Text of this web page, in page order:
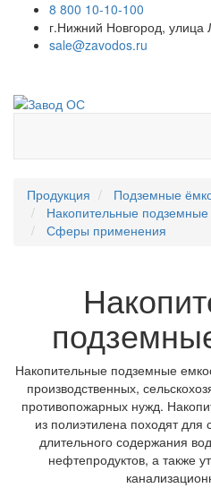
8 800 10-10-100
г.Нижний Новгород, улица
sale@zavodos.ru
Продукция
Подземные
Накопительные подземные
Сферы применения
Накопительные подземные
производственных,
противопожарных нужд.
из полиэтилена походят для
длительного содержания
нефтепродуктов, а также